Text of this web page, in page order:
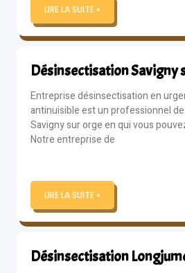
LIRE LA SUITE »
Désinsectisation Savigny
Entreprise désinsectisation en
antinuisible est un professionnel
Savigny sur orge en qui vous
Notre entreprise de
LIRE LA SUITE »
Désinsectisation